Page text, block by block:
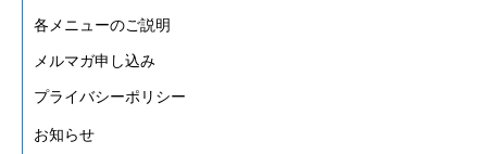
各メニューのご説明
メルマガ申し込み
プライバシーポリシー
お知らせ